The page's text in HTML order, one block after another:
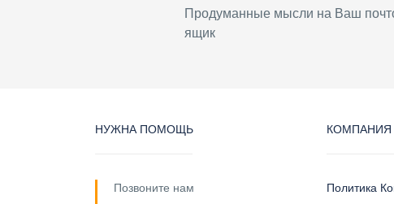
Продуманные мысли на Ваш
ящик
НУЖНА ПОМОЩЬ
Позвоните нам
КОМПАНИЯ
Политика